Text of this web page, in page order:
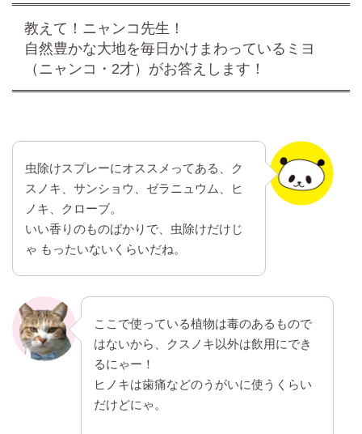
教えて！ニャンコ先生！
自然豊かな大地を毎日かけまわっているミヨ
（ニャンコ・2才）がお答えします！
虫除けスプレーにオススメってある、ク
スノキ、サンショウ、ゼラニュウム、ヒ
ノキ、クローブ。
いい香りのものばかりで、虫除けだけじ
ゃ もったいないくらいだね。
ここで使っている植物は毒のあるもので
はないから、クスノキ以外は飲用にでき
るにゃー！
ヒノキは歯痛などのうがいに使うくらい
だけどにゃ。